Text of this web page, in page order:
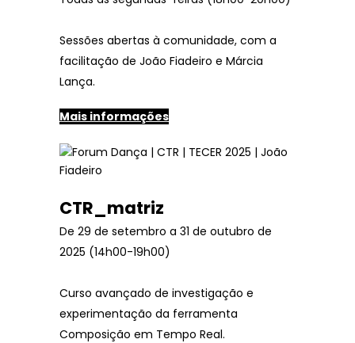
Sessões abertas à comunidade, com a
facilitação de João Fiadeiro e Márcia
Lança.
Mais informações
CTR_matriz
De 29 de setembro a 31 de outubro de
2025 (14h00-19h00)
Curso avançado de investigação e
experimentação da ferramenta
Composição em Tempo Real.